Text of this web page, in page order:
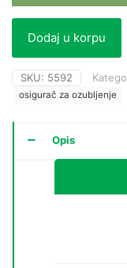
Dodaj u korpu
SKU: 5592
osigurač za ozubljenje
Opis